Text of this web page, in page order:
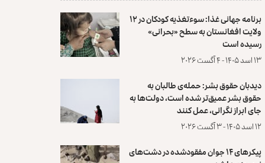
برنامه جهانی غذا: سوءتغذیه کودکان در ۱۲
ولایت افغانستان به سطح «بحرانی»
رسیده است
۱۳ اسد ۱۴۰۵ - ۴ آگست ۲۰۲۶
دیدبان حقوق بشر: حمله‌ی طالبان به
حقوق بشر عمیق‌تر شده است، دولت‌ها به
جای ابراز نگرانی، عمل کنند
۱۲ اسد ۱۴۰۵ - ۳ آگست ۲۰۲۶
پیکرهای ۱۴ جوان مفقودشده در دشت‌های